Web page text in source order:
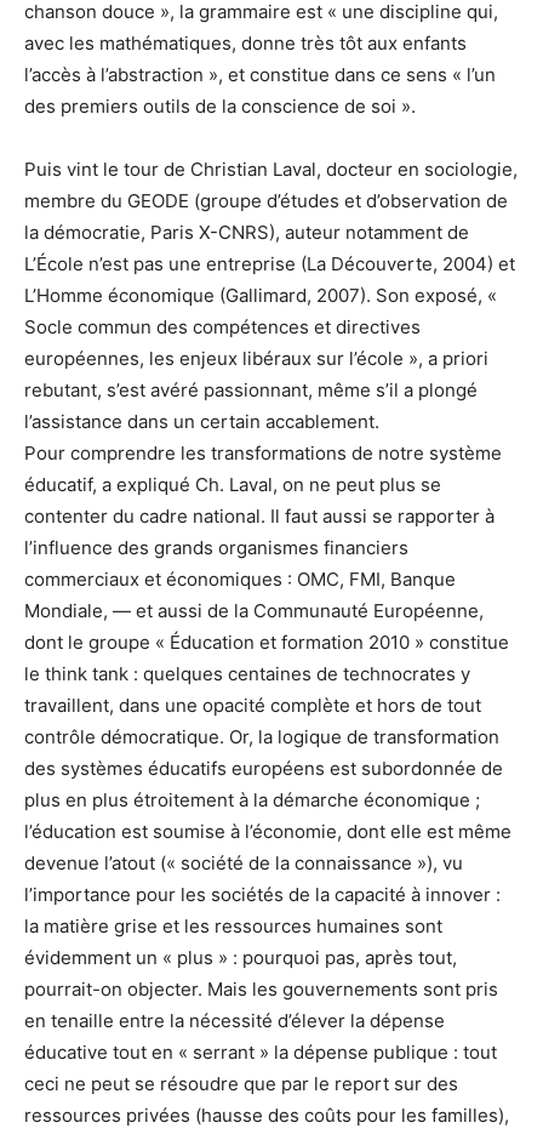
chanson douce », la grammaire est « une discipline qui,
avec les mathématiques, donne très tôt aux enfants
l’accès à l’abstraction », et constitue dans ce sens « l’un
des premiers outils de la conscience de soi ».
Puis vint le tour de Christian Laval, docteur en sociologie,
membre du GEODE (groupe d’études et d’observation de
la démocratie, Paris X-CNRS), auteur notamment de
L’École n’est pas une entreprise (La Découverte, 2004) et
L’Homme économique (Gallimard, 2007). Son exposé, «
Socle commun des compétences et directives
européennes, les enjeux libéraux sur l’école », a priori
rebutant, s’est avéré passionnant, même s’il a plongé
l’assistance dans un certain accablement.
Pour comprendre les transformations de notre système
éducatif, a expliqué Ch. Laval, on ne peut plus se
contenter du cadre national. Il faut aussi se rapporter à
l’influence des grands organismes financiers
commerciaux et économiques : OMC, FMI, Banque
Mondiale, — et aussi de la Communauté Européenne,
dont le groupe « Éducation et formation 2010 » constitue
le think tank : quelques centaines de technocrates y
travaillent, dans une opacité complète et hors de tout
contrôle démocratique. Or, la logique de transformation
des systèmes éducatifs européens est subordonnée de
plus en plus étroitement à la démarche économique ;
l’éducation est soumise à l’économie, dont elle est même
devenue l’atout (« société de la connaissance »), vu
l’importance pour les sociétés de la capacité à innover :
la matière grise et les ressources humaines sont
évidemment un « plus » : pourquoi pas, après tout,
pourrait-on objecter. Mais les gouvernements sont pris
en tenaille entre la nécessité d’élever la dépense
éducative tout en « serrant » la dépense publique : tout
ceci ne peut se résoudre que par le report sur des
ressources privées (hausse des coûts pour les familles),